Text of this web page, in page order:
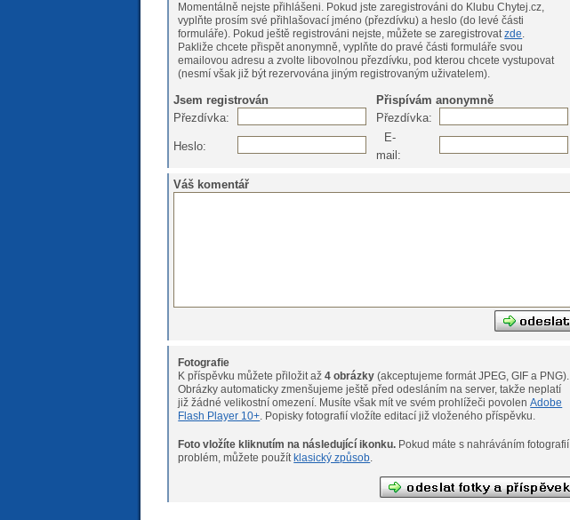
Momentálně nejste přihlášeni. Pokud jste zaregistrováni do Klubu Chytej.cz,
vyplňte prosím své přihlašovací jméno (přezdívku) a heslo (do levé části
formuláře). Pokud ještě registrováni nejste, můžete se zaregistrovatzde.
Pakliže chcete přispět anonymně, vyplňte do pravé části formuláře svou
emailovou adresu a zvolte libovolnou přezdívku, pod kterou chcete vystupovat
(nesmí však již být rezervována jiným registrovaným uživatelem).
Jsem registrován
Přispívám anonymně
Přezdívka:
Přezdívka:
Heslo:
E-
mail:
Váš komentář
Fotografie
K příspěvku můžete přiložit až4 obrázky (akceptujeme formát JPEG, GIF a PNG).
Obrázky automaticky zmenšujeme ještě před odesláním na server, takže neplatí
již žádné velikostní omezení. Musíte však mít ve svém prohlížeči povolenAdobe
Flash Player 10+ . Popisky fotografií vložíte editací již vloženého příspěvku.
Foto vložíte kliknutím na následující ikonku.
problém, můžete použítklasický způsob